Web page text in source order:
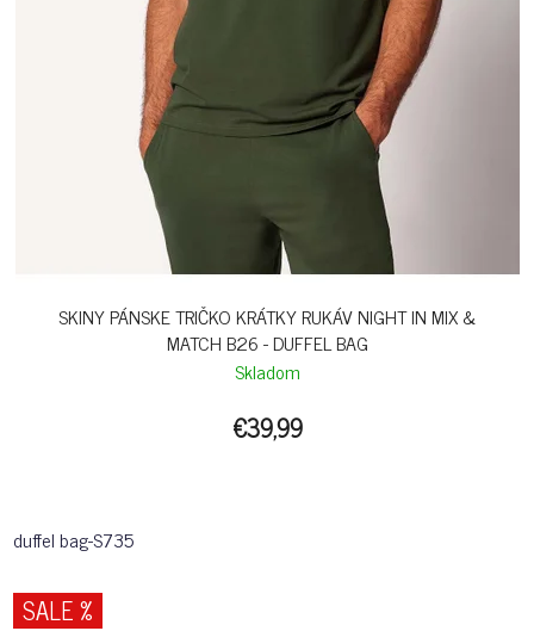
SKINY PÁNSKE TRIČKO KRÁTKY RUKÁV NIGHT IN MIX &
MATCH B26 - DUFFEL BAG
Skladom
€39,99
duffel bag-S735
SALE %